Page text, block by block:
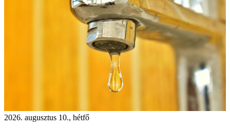
2026. augusztus 10., hétfő